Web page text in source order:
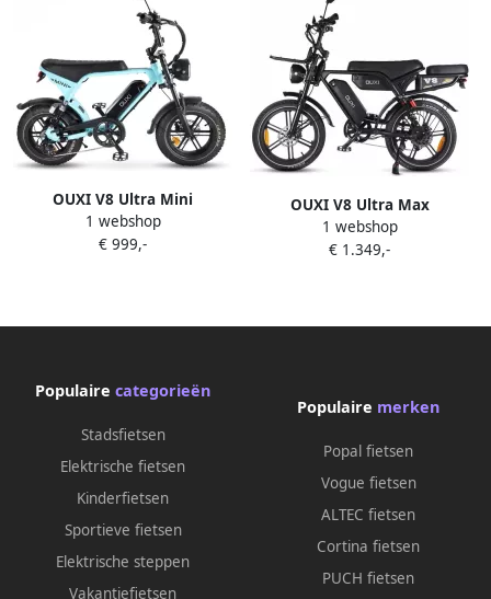
OUXI V8 Ultra Mini
Elektrische Fatbike
Ingebouwd Alarmsysteem
Lichtblauw
1 webshop
€ 999,-
OUXI V8 Ultra Max
Elektrische Fatbike
Ingebouwd Alarmsystseem
1 webshop
€ 1.349,-
Populaire categorieën
Stadsfietsen
Elektrische fietsen
Kinderfietsen
Sportieve fietsen
Elektrische steppen
Vakantiefietsen
Populaire merken
Popal fietsen
Vogue fietsen
ALTEC fietsen
Cortina fietsen
PUCH fietsen